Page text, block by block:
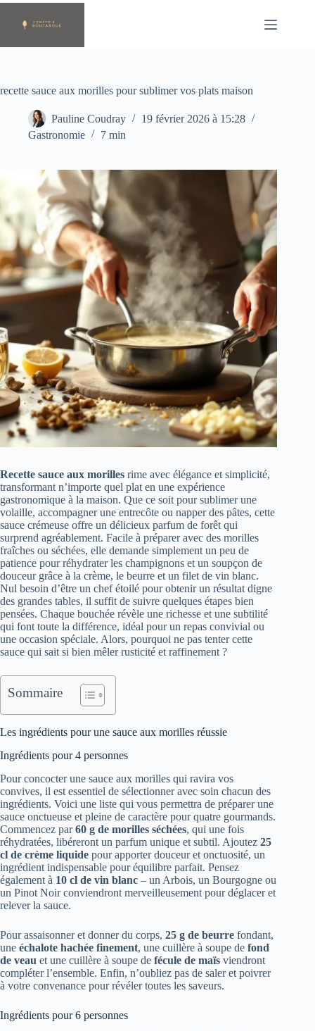
Passer
contenu
recette sauce aux morilles pour sublimer vos plats maison
Pauline Coudray
19 février 2026 à 15:28
Gastronomie
7 min
Recette sauce aux morilles rime avec élégance et simplicité,
transformant n’importe quel plat en une expérience
gastronomique à la maison. Que ce soit pour sublimer une
volaille, accompagner une entrecôte ou napper des pâtes, cette
sauce crémeuse offre un délicieux parfum de forêt qui
surprend agréablement. Facile à préparer avec des morilles
fraîches ou séchées, elle demande simplement un peu de
patience pour réhydrater les champignons et un soupçon de
douceur grâce à la crème, le beurre et un filet de vin blanc.
Nul besoin d’être un chef étoilé pour obtenir un résultat digne
des grandes tables, il suffit de suivre quelques étapes bien
pensées. Chaque bouchée révèle une richesse et une subtilité
qui font toute la différence, idéal pour un repas convivial ou
une occasion spéciale. Alors, pourquoi ne pas tenter cette
sauce qui sait si bien mêler rusticité et raffinement ?
Sommaire
Les ingrédients pour une sauce aux morilles réussie
Ingrédients pour 4 personnes
Pour concocter une sauce aux morilles qui ravira vos
convives, il est essentiel de sélectionner avec soin chacun des
ingrédients. Voici une liste qui vous permettra de préparer une
sauce onctueuse et pleine de caractère pour quatre gourmands.
Commencez par60 g de morilles séchées, qui une fois
réhydratées, libéreront un parfum unique et subtil. Ajoutez 25
cl de crème liquide pour apporter douceur et onctuosité, un
ingrédient indispensable pour équilibre parfait. Pensez
également à 10 cl de vin blanc – un Arbois, un Bourgogne ou
un Pinot Noir conviendront merveilleusement pour déglacer et
relever la sauce.
Pour assaisonner et donner du corps, 25 g de beurre fondant,
une échalote hachée finement, une cuillère à soupe de fond
de veau et une cuillère à soupe de fécule de maïs viendront
compléter l’ensemble. Enfin, n’oubliez pas de saler et poivrer
à votre convenance pour révéler toutes les saveurs.
Ingrédients pour 6 personnes